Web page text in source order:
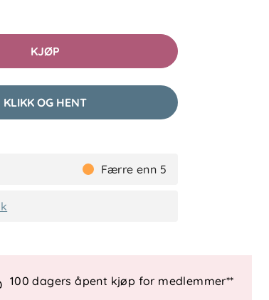
KJØP
KLIKK OG HENT
Færre enn 5
100 dagers åpent kjøp for medlemmer**